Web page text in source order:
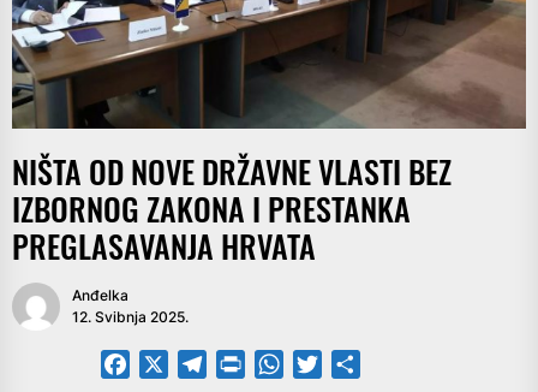
NIŠTA OD NOVE DRŽAVNE VLASTI BEZ
IZBORNOG ZAKONA I PRESTANKA
PREGLASAVANJA HRVATA
Anđelka
12. Svibnja 2025.
Facebook TelegramPrintFriendly
WhatsApp
Twitter